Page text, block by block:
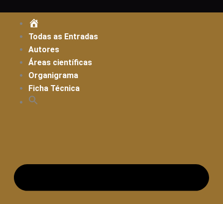
Todas as Entradas
Autores
Áreas científicas
Organigrama
Ficha Técnica